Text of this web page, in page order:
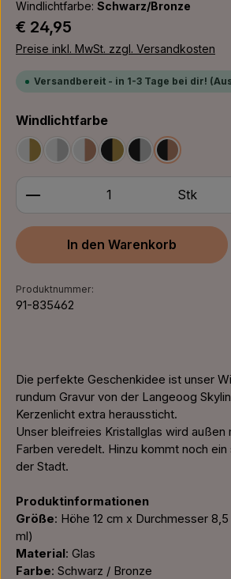
Windlichtfarbe: Schwarz/Bronze
Regulärer Preis:
€ 24,95
Preise inkl. MwSt. zzgl. Versandkosten
Versandbereit - in 1-3 Tage bei dir!
Windlichtfarbeauswählen
Weiß/GoldWeiß/Silber
Weiß/Bronze
Schwarz/Gold
Schwarz/Silber
Schwarz/
Produkt Anzahl: Gib denStk
In den Warenkorb
Produktnummer:
91-835462
Die perfekte Geschenkidee ist unser
rundum Gravur von der Langeoog
Kerzenlicht extra heraussticht.
Unser bleifreies Kristallglas wird außen
Farben veredelt. Hinzu kommt noch
der Stadt.
Produktinformationen
Größe: Höhe 12 cm x Durchmesser
ml)
Material: Glas
Farbe: Schwarz / Bronze